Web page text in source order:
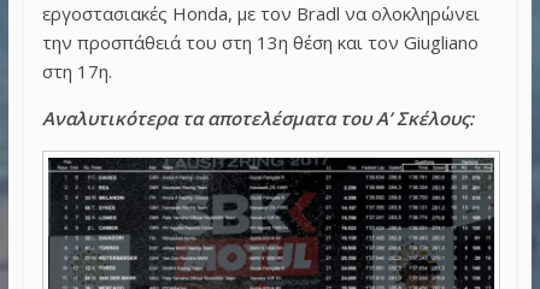
εργοστασιακές Honda, με τον Bradl να ολοκληρώνει
την προσπάθειά του στη 13η θέση και τον Giugliano
στη 17η.
Αναλυτικότερα τα αποτελέσματα του Α’ Σκέλους: